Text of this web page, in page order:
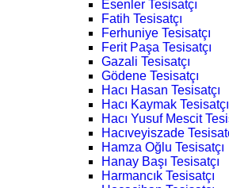
Esenler Tesisatçı
Fatih Tesisatçı
Ferhuniye Tesisatçı
Ferit Paşa Tesisatçı
Gazali Tesisatçı
Gödene Tesisatçı
Hacı Hasan Tesisatçı
Hacı Kaymak Tesisatçı
Hacı Yusuf Mescit
Hacıveyiszade
Hamza Oğlu Tesisatçı
Hanay Başı Tesisatçı
Harmancık Tesisatçı